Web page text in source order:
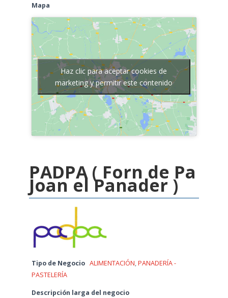
Mapa
Haz clic para aceptar cookies de
marketing y permitir este contenido
PADPA ( Forn de Pa
Joan el Panader )
Tipo de Negocio ALIMENTACIÓN,PANADERÍA -
PASTELERÍA
Descripción larga del negocio